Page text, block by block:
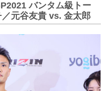
バンタム級トー
元谷友貴 vs. 金太郎